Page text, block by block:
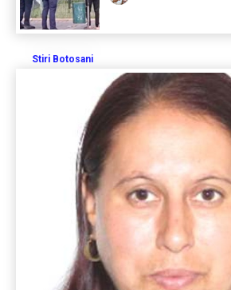
Stiri Botosani